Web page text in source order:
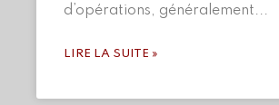
d’opérations, généralement
LIRE LA SUITE »